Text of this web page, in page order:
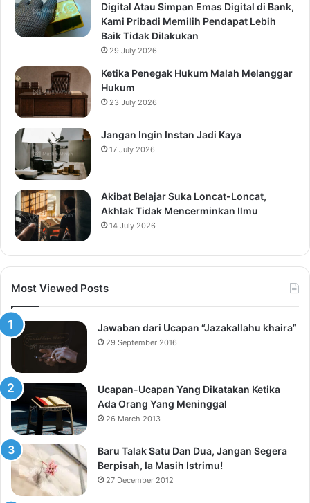
Digital Atau Simpan Emas Digital di Bank,
Kami Pribadi Memilih Pendapat Lebih
Baik Tidak Dilakukan
29 July 2026
Ketika Penegak Hukum Malah Melanggar
Hukum
23 July 2026
Jangan Ingin Instan Jadi Kaya
17 July 2026
Akibat Belajar Suka Loncat-Loncat,
Akhlak Tidak Mencerminkan Ilmu
14 July 2026
Most Viewed Posts
Jawaban dari Ucapan “Jazakallahu khaira”
29 September 2016
Ucapan-Ucapan Yang Dikatakan Ketika
Ada Orang Yang Meninggal
26 March 2013
Baru Talak Satu Dan Dua, Jangan Segera
Berpisah, Ia Masih Istrimu!
27 December 2012